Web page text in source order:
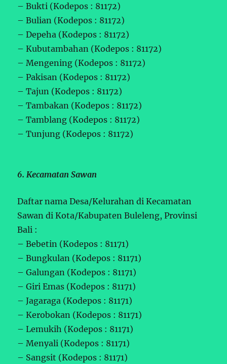
– Bukti (Kodepos : 81172)
– Bulian (Kodepos : 81172)
– Depeha (Kodepos : 81172)
– Kubutambahan (Kodepos : 81172)
– Mengening (Kodepos : 81172)
– Pakisan (Kodepos : 81172)
– Tajun (Kodepos : 81172)
– Tambakan (Kodepos : 81172)
– Tamblang (Kodepos : 81172)
– Tunjung (Kodepos : 81172)
6. Kecamatan Sawan
Daftar nama Desa/Kelurahan di Kecamatan
Sawan di Kota/Kabupaten Buleleng, Provinsi
Bali :
– Bebetin (Kodepos : 81171)
– Bungkulan (Kodepos : 81171)
– Galungan (Kodepos : 81171)
– Giri Emas (Kodepos : 81171)
– Jagaraga (Kodepos : 81171)
– Kerobokan (Kodepos : 81171)
– Lemukih (Kodepos : 81171)
– Menyali (Kodepos : 81171)
– Sangsit (Kodepos : 81171)